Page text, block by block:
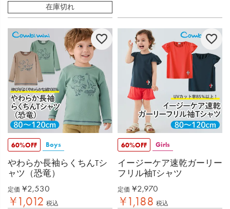
在庫切れ
60%OFF Boys
やわらか長袖らくちんTシ
ャツ（恐竜）
定価 ¥2,530
¥1,012 税込
60%OFF Girls
イージーケア速乾ガーリー
フリル袖Tシャツ
定価 ¥2,970
¥1,188 税込